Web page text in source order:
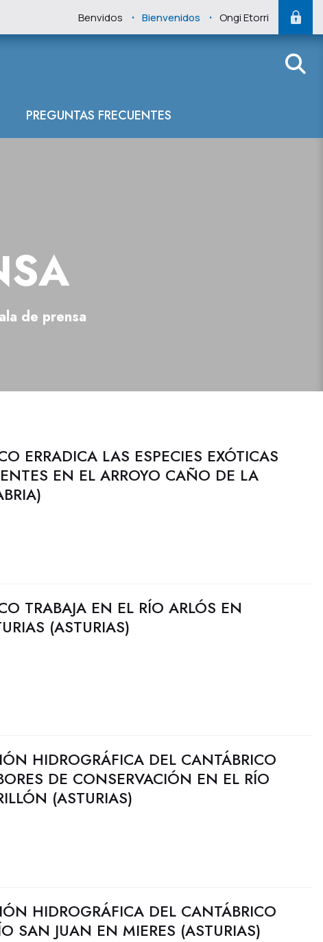
Benvidos . Bienvenidos . Ongi Etorri
PREGUNTAS FRECUENTES
de prensa
ERRADICA LAS ESPECIES EXÓTICAS
EN EL ARROYO CAÑO DE LA
TRABAJA EN EL RÍO ARLÓS EN
(ASTURIAS)
HIDROGRÁFICA DEL CANTÁBRICO
DE CONSERVACIÓN EN EL RÍO
(ASTURIAS)
HIDROGRÁFICA DEL CANTÁBRICO
SAN JUAN EN MIERES (ASTURIAS)